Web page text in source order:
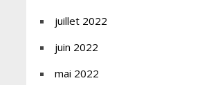
juillet 2022
juin 2022
mai 2022